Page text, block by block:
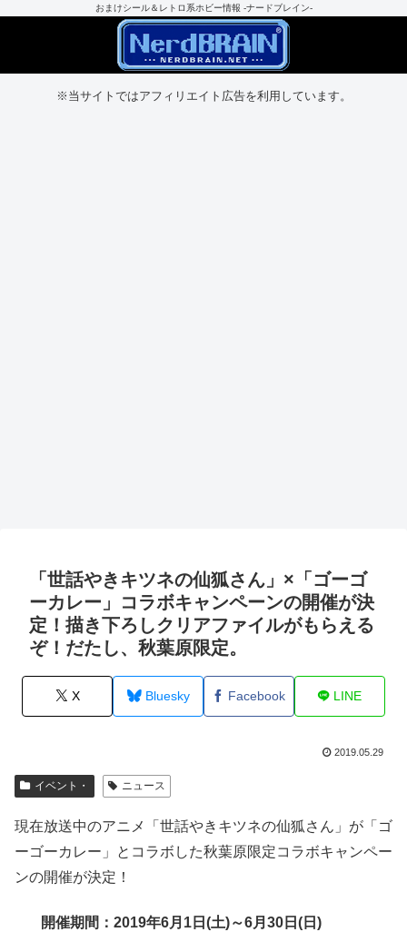
おまけシール＆レトロ系ホビー情報 -ナードブレイン-
※当サイトではアフィリエイト広告を利用しています。
「世話やきキツネの仙狐さん」×「ゴーゴ
ーカレー」コラボキャンペーンの開催が決
定！描き下ろしクリアファイルがもらえる
ぞ！だたし、秋葉原限定。
X Bluesky Facebook LINE
2019.05.29
イベント・ ニュース
現在放送中のアニメ「世話やきキツネの仙狐さん」が「ゴ
ーゴーカレー」とコラボした秋葉原限定コラボキャンペー
ンの開催が決定！
開催期間：2019年6月1日(土)～6月30日(日)